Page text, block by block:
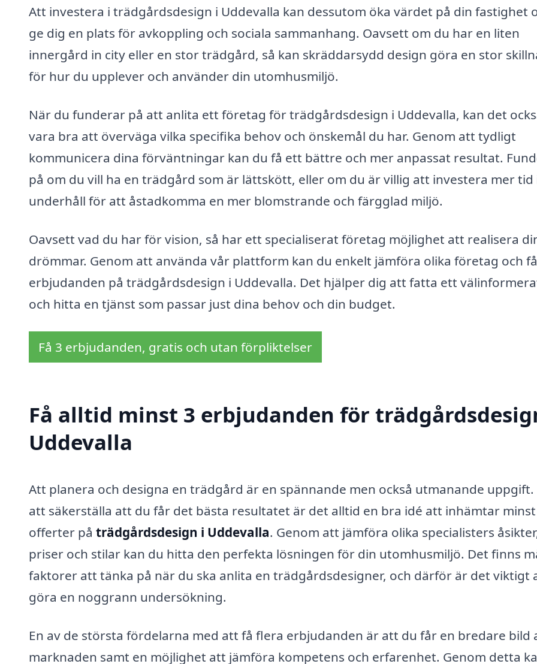
Att investera i trädgårdsdesign i Uddevalla kan dessutom öka värdet på din fastighet
ge dig en plats för avkoppling och sociala sammanhang. Oavsett om du har en liten
innergård in city eller en stor trädgård, så kan skräddarsydd design göra en stor
för hur du upplever och använder din utomhusmiljö.
När du funderar på att anlita ett företag för trädgårdsdesign i Uddevalla, kan det
vara bra att överväga vilka specifika behov och önskemål du har. Genom att tydligt
kommunicera dina förväntningar kan du få ett bättre och mer anpassat resultat.
på om du vill ha en trädgård som är lättskött, eller om du är villig att investera mer tid
underhåll för att åstadkomma en mer blomstrande och färgglad miljö.
Oavsett vad du har för vision, så har ett specialiserat företag möjlighet att realisera
drömmar. Genom att använda vår plattform kan du enkelt jämföra olika företag och
erbjudanden på trädgårdsdesign i Uddevalla. Det hjälper dig att fatta ett
och hitta en tjänst som passar just dina behov och din budget.
Få 3 erbjudanden, gratis och utan förpliktelser
Få alltid minst 3 erbjudanden för
Uddevalla
Att planera och designa en trädgård är en spännande men också utmanande uppgift.
att säkerställa att du får det bästa resultatet är det alltid en bra idé att inhämtar
offerter på trädgårdsdesign i Uddevalla. Genom att jämföra olika specialisters
priser och stilar kan du hitta den perfekta lösningen för din utomhusmiljö. Det finns
faktorer att tänka på när du ska anlita en trädgårdsdesigner, och därför är det viktigt
göra en noggrann undersökning.
En av de största fördelarna med att få flera erbjudanden är att du får en bredare bild
marknaden samt en möjlighet att jämföra kompetens och erfarenhet. Genom detta